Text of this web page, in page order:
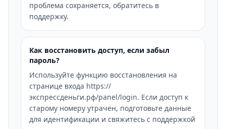
проблема сохраняется, обратитесь в
поддержку.
Как восстановить доступ, если забыл
пароль?
Используйте функцию восстановления на
странице входа https://
экспрессденьги.рф/panel/login. Если доступ к
старому номеру утрачен, подготовьте данные
для идентификации и свяжитесь с поддержкой